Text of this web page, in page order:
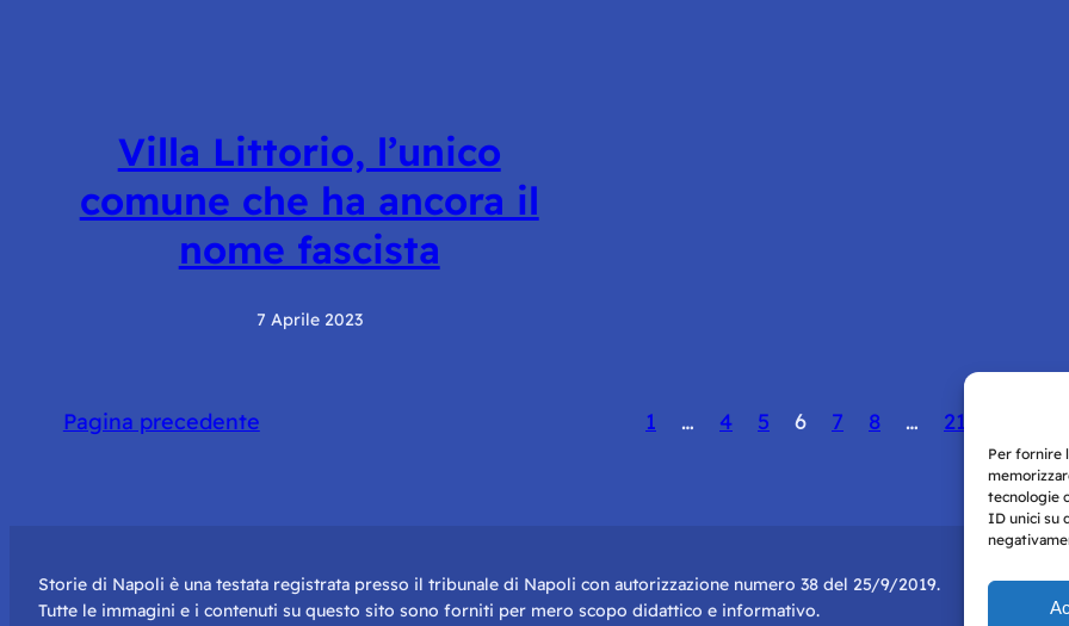
Per fornire
tecnologie
ID unici su
Villa Littorio, l’unico
comune che ha ancora il
nome fascista
7 Aprile 2023
Pagina precedente 1 … 4 5 6 7 8 … 21
Storie di Napoli è una testata registrata presso il tribunale di Napoli con autorizzazione numero 38 del 25/9/2019.
Tutte le immagini e i contenuti su questo sito sono forniti per mero scopo didattico e informativo.